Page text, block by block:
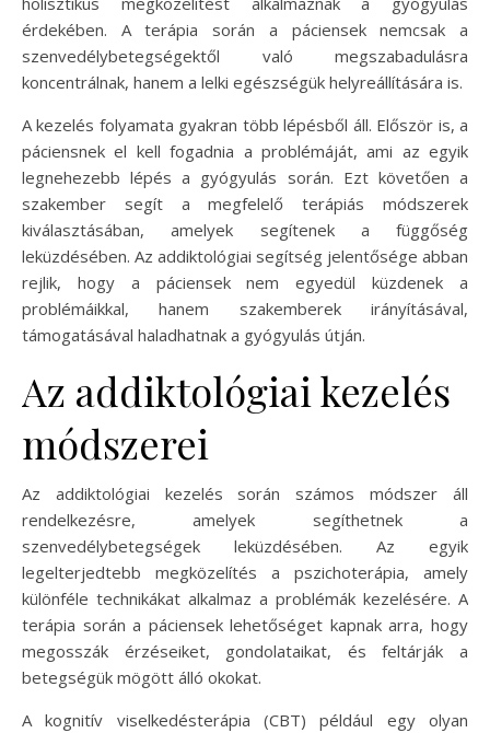
érdekében. A terápia során a páciensek nemcsak a
szenvedélybetegségektől való megszabadulásra
koncentrálnak, hanem a lelki egészségük helyreállítására is.
A kezelés folyamata gyakran több lépésből áll. Először is, a
páciensnek el kell fogadnia a problémáját, ami az egyik
legnehezebb lépés a gyógyulás során. Ezt követően a
szakember segít a megfelelő terápiás módszerek
kiválasztásában, amelyek segítenek a függőség
leküzdésében. Az addiktológiai segítség jelentősége abban
rejlik, hogy a páciensek nem egyedül küzdenek a
problémáikkal, hanem szakemberek irányításával,
támogatásával haladhatnak a gyógyulás útján.
Az addiktológiai kezelés
módszerei
Az addiktológiai kezelés során számos módszer áll
rendelkezésre, amelyek segíthetnek a
szenvedélybetegségek leküzdésében. Az egyik
legelterjedtebb megközelítés a pszichoterápia, amely
különféle technikákat alkalmaz a problémák kezelésére. A
terápia során a páciensek lehetőséget kapnak arra, hogy
megosszák érzéseiket, gondolataikat, és feltárják a
betegségük mögött álló okokat.
A kognitív viselkedésterápia (CBT) például egy olyan